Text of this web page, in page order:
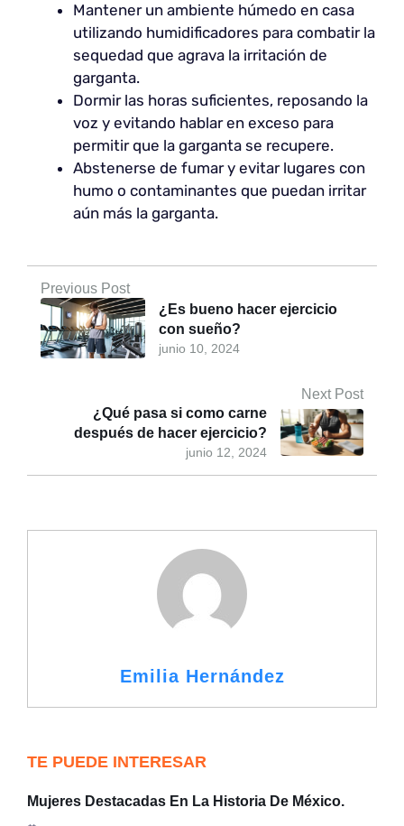
Mantener un ambiente húmedo en casa
utilizando humidificadores para combatir la
sequedad que agrava la irritación de
garganta.
Dormir las horas suficientes, reposando la
voz y evitando hablar en exceso para
permitir que la garganta se recupere.
Abstenerse de fumar y evitar lugares con
humo o contaminantes que puedan irritar
aún más la garganta.
Previous Post
junio 10, 2024
¿Es bueno hacer ejercicio
con sueño?
Next Post
junio 12, 2024
¿Qué pasa si como carne
después de hacer ejercicio?
Emilia Hernández
TE PUEDE INTERESAR
Mujeres Destacadas En La Historia De México.